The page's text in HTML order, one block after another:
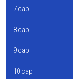
7 сар
8 сар
9 сар
10 сар